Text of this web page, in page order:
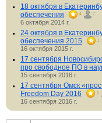
18 октября в
обеспечения
4 2
6 октября 2014 г.
24 октября в
обеспечения 2015
1
16 октября 2015 г.
17 сентября
про свободное ПО в
15 сентября 2016 г.
17 сентября Омск
Freedom Day 2016
1
16 сентября 2016 г.